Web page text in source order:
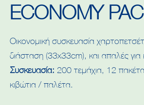
ECONOMY
Οικονομική συσκευασία
διάσταση (33x33cm), και απαλές
Συσκευασία: 200 τεμάχια, 12
κιβώτια / παλέτα.